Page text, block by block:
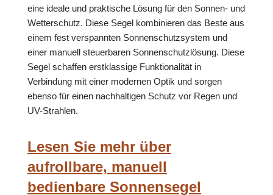
eine ideale und praktische Lösung für den Sonnen- und
Wetterschutz. Diese Segel kombinieren das Beste aus
einem fest verspannten Sonnenschutzsystem und
einer manuell steuerbaren Sonnenschutzlösung. Diese
Segel schaffen erstklassige Funktionalität in
Verbindung mit einer modernen Optik und sorgen
ebenso für einen nachhaltigen Schutz vor Regen und
UV-Strahlen.
Lesen Sie mehr über
aufrollbare, manuell
bedienbare Sonnensegel